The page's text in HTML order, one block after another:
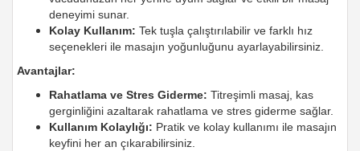
deneyimi sunar.
Kolay Kullanım: Tek tuşla çalıştırılabilir ve farklı hız
seçenekleri ile masajın yoğunluğunu ayarlayabilirsiniz.
Avantajlar:
Rahatlama ve Stres Giderme: Titreşimli masaj, kas
gerginliğini azaltarak rahatlama ve stres giderme sağlar.
Kullanım Kolaylığı: Pratik ve kolay kullanımı ile masajın
keyfini her an çıkarabilirsiniz.